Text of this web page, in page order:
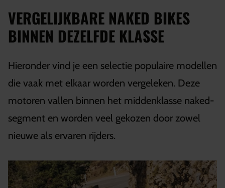
VERGELIJKBARE NAKED BIKES
BINNEN DEZELFDE KLASSE
Hieronder vind je een selectie populaire modellen
die vaak met elkaar worden vergeleken. Deze
motoren vallen binnen het middenklasse naked-
segment en worden veel gekozen door zowel
nieuwe als ervaren rijders.